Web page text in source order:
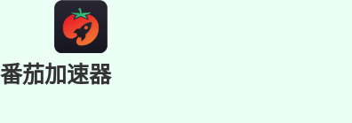
番茄加速器